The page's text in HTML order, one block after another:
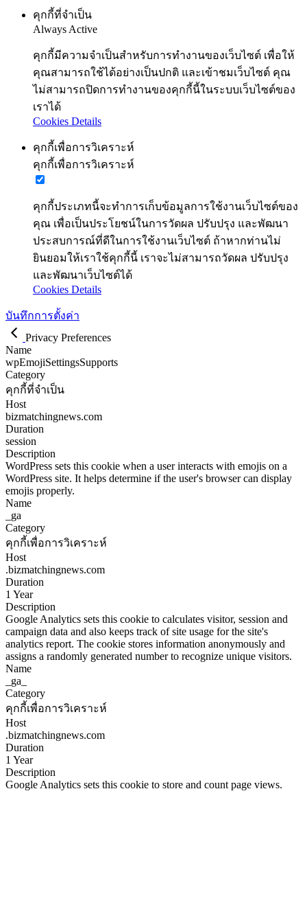
คุกกี้ที่จำเป็น
Always Active
คุกกี้มีความจำเป็นสำหรับการทำงานของเว็บไซต์ เพื่อให้
คุณสามารถใช้ได้อย่างเป็นปกติ และเข้าชมเว็บไซต์ คุณ
ไม่สามารถปิดการทำงานของคุกกี้นี้ในระบบเว็บไซต์ของ
เราได้
Cookies Details
คุกกี้เพื่อการวิเคราะห์
คุกกี้เพื่อการวิเคราะห์
คุกกี้ประเภทนี้จะทำการเก็บข้อมูลการใช้งานเว็บไซต์ของ
คุณ เพื่อเป็นประโยชน์ในการวัดผล ปรับปรุง และพัฒนา
ประสบการณ์ที่ดีในการใช้งานเว็บไซต์ ถ้าหากท่านไม่
ยินยอมให้เราใช้คุกกี้นี้ เราจะไม่สามารถวัดผล ปรับปรุง
และพัฒนาเว็บไซต์ได้
Cookies Details
บันทึกการตั้งค่า
Privacy Preferences
Name
wpEmojiSettingsSupports
Category
คุกกี้ที่จำเป็น
Host
bizmatchingnews.com
Duration
session
Description
WordPress sets this cookie when a user interacts with emojis on a
WordPress site. It helps determine if the user's browser can display
emojis properly.
Name
_ga
Category
คุกกี้เพื่อการวิเคราะห์
Host
.bizmatchingnews.com
Duration
1 Year
Description
Google Analytics sets this cookie to calculates visitor, session and
campaign data and also keeps track of site usage for the site's
analytics report. The cookie stores information anonymously and
assigns a randomly generated number to recognize unique visitors.
Name
_ga_
Category
คุกกี้เพื่อการวิเคราะห์
Host
.bizmatchingnews.com
Duration
1 Year
Description
Google Analytics sets this cookie to store and count page views.